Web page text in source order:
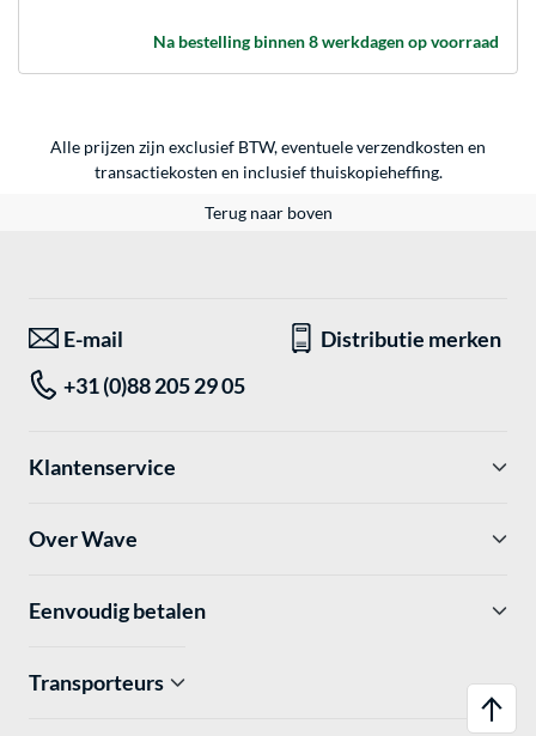
Na bestelling binnen 8 werkdagen op voorraad
Alle prijzen zijn exclusief BTW, eventuele verzendkosten en
transactiekosten en inclusief thuiskopieheffing.
Terug naar boven
E-mail
Distributie merken
+31 (0)88 205 29 05
Klantenservice
Over Wave
Eenvoudig betalen
Transporteurs